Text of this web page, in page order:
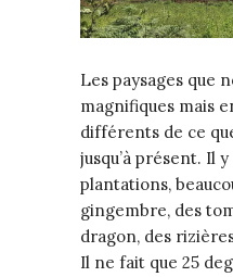
Les paysages que
magnifiques mais
différents de ce
jusqu’à présent. Il
plantations,
gingembre, des
dragon, des
Il ne fait que 25